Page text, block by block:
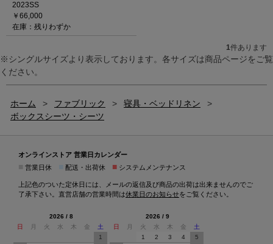
2023SS
￥66,000
在庫：残りわずか
1件あります
※シングルサイズより表示しております。各サイズは商品ページをご覧
ください。
ホーム > ファブリック > 寝具・ベッドリネン
>
ボックスシーツ・シーツ
オンラインストア 営業日カレンダー
営業日休 配送・出荷休 ■ システムメンテナンス
上記色のついた定休日には、メールの返信及び商品の出荷は出来ませんのでご
了承下さい。直営店舗の営業時間は休業日のお知らせをご覧ください。
2026 / 8
日
月 火 水 木 金
土
1
2026 / 9
日
月 火 水 木 金
土
1
2 3 4
5